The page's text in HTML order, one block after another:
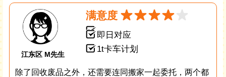
江东区 M先生
满意度
即日对应
1t卡车计划
除了回收废品之外，还需要连同搬家一起委托，两个都